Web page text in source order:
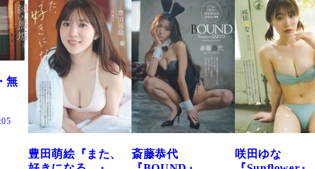
た、
斎藤恭代
咲田ゆな
藤水咲桜『